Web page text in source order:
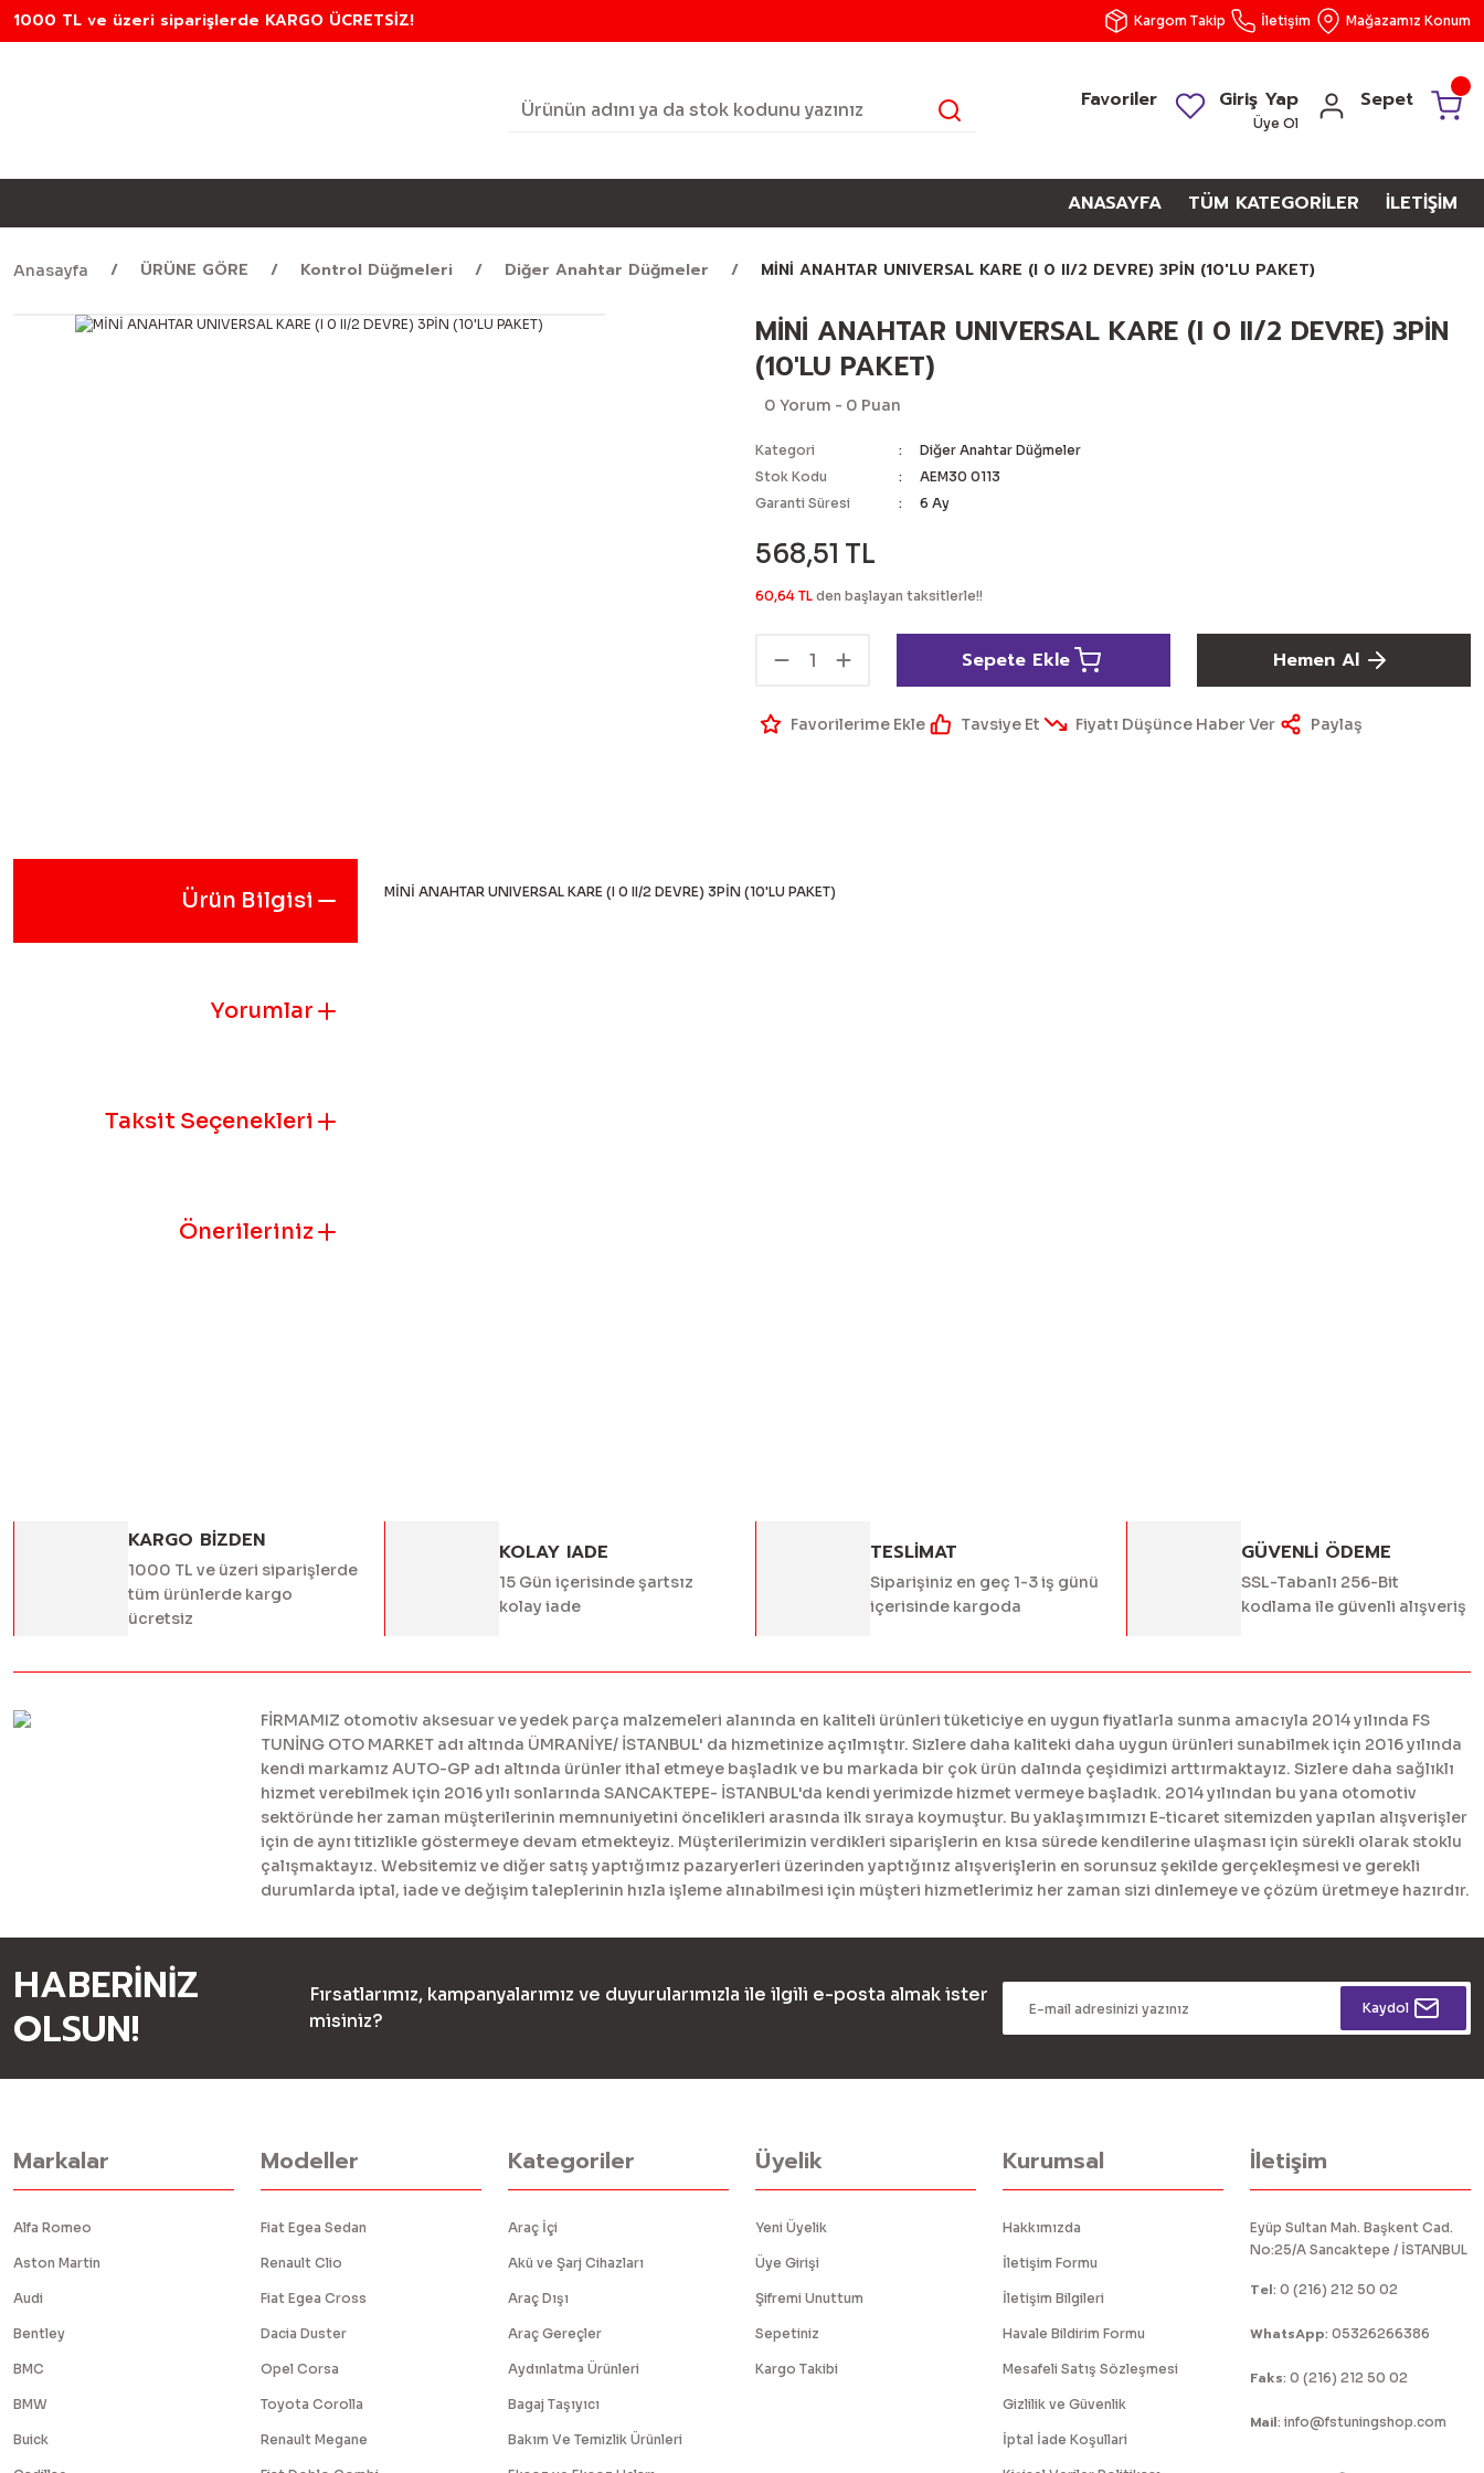
1000 TL ve üzeri siparişlerde KARGO ÜCRETSİZ! Kargom Takip İletişim Mağazamız Konum
Favoriler Giriş Yap
Üye Ol
Sepet
ANASAYFA TÜM KATEGORİLER İLETİŞİM
Anasayfa ÜRÜNE GÖRE Kontrol Düğmeleri Diğer Anahtar Düğmeler MİNİ ANAHTAR UNIVERSAL KARE (I 0 II/2 DEVRE) 3PİN (10'LU PAKET)
MİNİ ANAHTAR UNIVERSAL KARE (I 0 II/2 DEVRE) 3PİN
(10'LU PAKET)
0 Yorum - 0 Puan
Kategori
Diğer Anahtar Düğmeler
Stok Kodu
AEM30 0113
Garanti Süresi
6 Ay
568,51 TL
60,64 TL den başlayan taksitlerle!!
Sepete Ekle Hemen Al
Tavsiye Et Fiyatı Düşünce Haber Ver Paylaş
Ürün Bilgisi
Yorumlar
Taksit Seçenekleri
Önerileriniz
MİNİ ANAHTAR UNIVERSAL KARE (I 0 II/2 DEVRE) 3PİN (10'LU PAKET)
KARGO BİZDEN
1000 TL ve üzeri siparişlerde
tüm ürünlerde kargo
ücretsiz
KOLAY IADE
15 Gün içerisinde şartsız
kolay iade
TESLİMAT
Siparişiniz en geç 1-3 iş günü
içerisinde kargoda
GÜVENLİ ÖDEME
SSL-Tabanlı 256-Bit
kodlama ile güvenli alışveriş
FİRMAMIZ otomotiv aksesuar ve yedek parça malzemeleri alanında en kaliteli ürünleri tüketiciye en uygun fiyatlarla sunma amacıyla 2014 yılında FS
TUNİNG OTO MARKET adı altında ÜMRANİYE/ İSTANBUL' da hizmetinize açılmıştır. Sizlere daha kaliteki daha uygun ürünleri sunabilmek için 2016 yılında
kendi markamız AUTO-GP adı altında ürünler ithal etmeye başladık ve bu markada bir çok ürün dalında çeşidimizi arttırmaktayız. Sizlere daha sağlıklı
hizmet verebilmek için 2016 yılı sonlarında SANCAKTEPE- İSTANBUL'da kendi yerimizde hizmet vermeye başladık. 2014 yılından bu yana otomotiv
sektöründe her zaman müşterilerinin memnuniyetini öncelikleri arasında ilk sıraya koymuştur. Bu yaklaşımımızı E-ticaret sitemizden yapılan alışverişler
için de aynı titizlikle göstermeye devam etmekteyiz. Müşterilerimizin verdikleri siparişlerin en kısa sürede kendilerine ulaşması için sürekli olarak stoklu
çalışmaktayız. Websitemiz ve diğer satış yaptığımız pazaryerleri üzerinden yaptığınız alışverişlerin en sorunsuz şekilde gerçekleşmesi ve gerekli
durumlarda iptal, iade ve değişim taleplerinin hızla işleme alınabilmesi için müşteri hizmetlerimiz her zaman sizi dinlemeye ve çözüm üretmeye hazırdır.
HABERİNİZ
OLSUN!
Fırsatlarımız, kampanyalarımız ve duyurularımızla ile ilgili e-posta almak ister
misiniz?
Kaydol
Markalar
Alfa Romeo
Aston Martin
Audi
Bentley
BMC
BMW
Buick
Modeller
Fiat Egea Sedan
Renault Clio
Fiat Egea Cross
Dacia Duster
Opel Corsa
Toyota Corolla
Renault Megane
Kategoriler
Araç İçi
Akü ve Şarj Cihazları
Araç Dışı
Araç Gereçler
Aydınlatma Ürünleri
Bagaj Taşıyıcı
Bakım Ve Temizlik Ürünleri
Üyelik
Yeni Üyelik
Üye Girişi
Şifremi Unuttum
Sepetiniz
Kargo Takibi
Kurumsal
Hakkımızda
İletişim Formu
İletişim Bilgileri
Havale Bildirim Formu
Mesafeli Satış Sözleşmesi
Gizlilik ve Güvenlik
İptal İade Koşullari
İletişim
Eyüp Sultan Mah. Başkent Cad.
No:25/A Sancaktepe / İSTANBUL
Tel: 0 (216) 212 50 02
WhatsApp: 05326266386
Faks: 0 (216) 212 50 02
Mail: info@fstuningshop.com